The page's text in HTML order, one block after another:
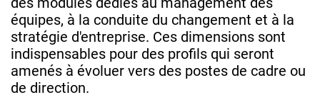
équipes, à la conduite du changement et à la
stratégie d'entreprise. Ces dimensions sont
indispensables pour des profils qui seront
amenés à évoluer vers des postes de cadre ou
de direction.